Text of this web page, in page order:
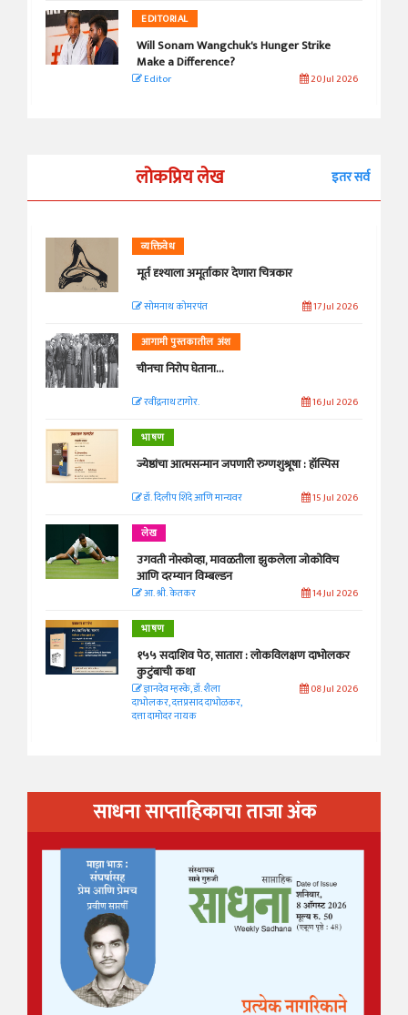
EDITORIAL
Will Sonam Wangchuk's Hunger Strike
Make a Difference?
Editor 20 Jul 2026
लोकप्रिय लेख इतर सर्व
व्यक्तिवेध
मूर्त दृश्याला अमूर्ताकार देणारा चित्रकार
सोमनाथ कोमरपंत 17 Jul 2026
आगामी पुस्तकातील अंश
चीनचा निरोप घेताना...
रवींद्रनाथ टागोर. 16 Jul 2026
भाषण
ज्येष्ठांचा आत्मसन्मान जपणारी रुग्णशुश्रूषा : हॉस्पिस
डॉ. दिलीप शिंदे आणि मान्यवर 15 Jul 2026
लेख
उगवती नोस्कोव्हा, मावळतीला झुकलेला जोकोविच
आणि दरम्यान विम्बल्डन
आ. श्री. केतकर 14 Jul 2026
भाषण
१५५ सदाशिव पेठ, सातारा : लोकविलक्षण दाभोलकर
कुटुंबाची कथा
ज्ञानदेव म्हस्के, डॉ. शैला
दाभोलकर, दत्तप्रसाद दाभोळकर,
दत्ता दामोदर नायक
08 Jul 2026
साधना साप्ताहिकाचा ताजा अंक